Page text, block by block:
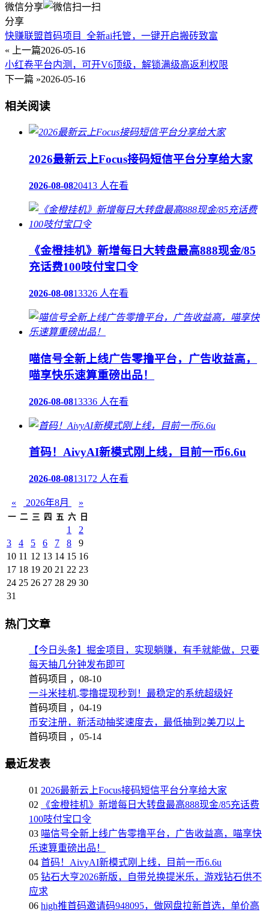
微信分享
分享
快赚联盟首码项目_全新ai托管，一键开启搬砖致富
« 上一篇2026-05-16
小红卷平台内测，可开V6顶级，解锁满级高返利权限
下一篇 »2026-05-16
相关阅读
2026最新云上Focus接码短信平台分享给大家
2026-08-0820413 人在看
《金橙挂机》新增每日大转盘最高888现金/85
充话费100吱付宝口令
2026-08-0813326 人在看
喵信号全新上线广告零撸平台，广告收益高，
喵享快乐速算重磅出品！
2026-08-0813336 人在看
首码！AivyAI新模式刚上线，目前一币6.6u
2026-08-0813172 人在看
« 2026年8月 »
一 二 三 四 五 六 日
1
2
3
4 5 6 7 8
9
10 11 12 13 14 15 16
17 18 19 20 21 22 23
24 25 26 27 28 29 30
31
热门文章
【今日头条】掘金项目，实现躺赚，有手就能做，只要
每天抽几分钟发布即可
首码项目 ， 08-10
一斗米挂机,零撸提现秒到！最稳定的系统超级好
首码项目 ， 04-19
币安注册，新活动抽奖速度去，最低抽到2美刀以上
首码项目 ， 05-14
最近发表
01 2026最新云上Focus接码短信平台分享给大家
02
《金橙挂机》新增每日大转盘最高888现金/85充话费
100吱付宝口令
03 喵信号全新上线广告零撸平台，广告收益高，喵享快
乐速算重磅出品！
04 首码！AivyAI新模式刚上线，目前一币6.6u
05 钻石大亨2026新版，自带兑换提米乐，游戏钻石供不
应求
06 high推首码邀请码948095，做网盘拉新首选，单价高